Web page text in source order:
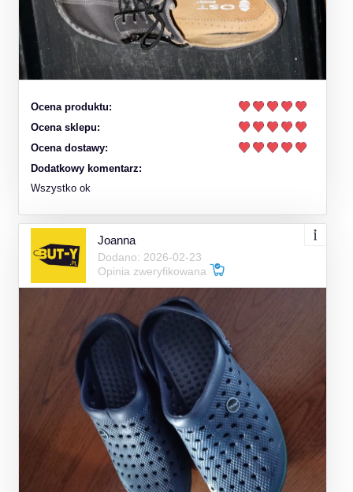
Ocena produktu:
Ocena sklepu:
Ocena dostawy:
Dodatkowy komentarz:
Wszystko ok
Joanna
Dodano: 2026-02-23
Opinia zweryfikowana